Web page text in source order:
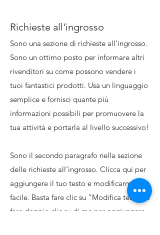
Richieste all'ingrosso
Sono una sezione di richieste all'ingrosso.
Sono un ottimo posto per informare altri
rivenditori su come possono vendere i
tuoi fantastici prodotti. Usa un linguaggio
semplice e fornisci quante più
informazioni possibili per promuovere la
tua attività e portarla al livello successivo!
Sono il secondo paragrafo nella sezione
delle richieste all'ingrosso. Clicca qui per
aggiungere il tuo testo e modificarmi. È
facile. Basta fare clic su "Modifica testo" o
fare doppio clic su di me per aggiungere